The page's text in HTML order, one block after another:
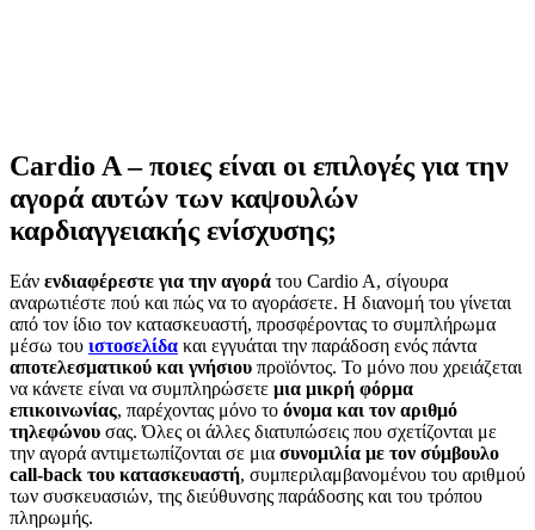
Cardio A – ποιες είναι οι επιλογές για την
αγορά αυτών των καψουλών
καρδιαγγειακής ενίσχυσης;
Εάν ενδιαφέρεστε για την αγορά του Cardio A, σίγουρα
αναρωτιέστε πού και πώς να το αγοράσετε. Η διανομή του γίνεται
από τον ίδιο τον κατασκευαστή, προσφέροντας το συμπλήρωμα
μέσω του ιστοσελίδα και εγγυάται την παράδοση ενός πάντα
αποτελεσματικού και γνήσιου προϊόντος. Το μόνο που χρειάζεται
να κάνετε είναι να συμπληρώσετε μια μικρή φόρμα
επικοινωνίας, παρέχοντας μόνο το όνομα και τον αριθμό
τηλεφώνου σας. Όλες οι άλλες διατυπώσεις που σχετίζονται με
την αγορά αντιμετωπίζονται σε μια συνομιλία με τον σύμβουλο
call-back του κατασκευαστή, συμπεριλαμβανομένου του αριθμού
των συσκευασιών, της διεύθυνσης παράδοσης και του τρόπου
πληρωμής.